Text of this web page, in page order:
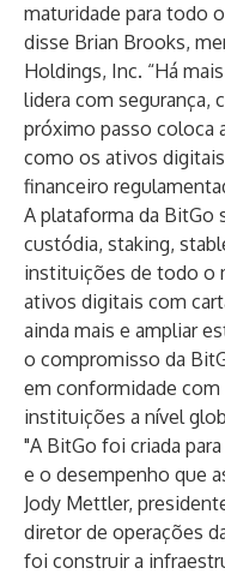
maturidade para todo
disse Brian Brooks,
Holdings, Inc. “Há
lidera com segurança,
próximo passo coloca
como os ativos
financeiro
A plataforma da BitGo
custódia, staking,
instituições de todo o
ativos digitais com
ainda mais e ampliar
o compromisso da
em conformidade com
instituições a nível
"A BitGo foi criada
e o desempenho que
Jody Mettler,
diretor de operações
foi construir a